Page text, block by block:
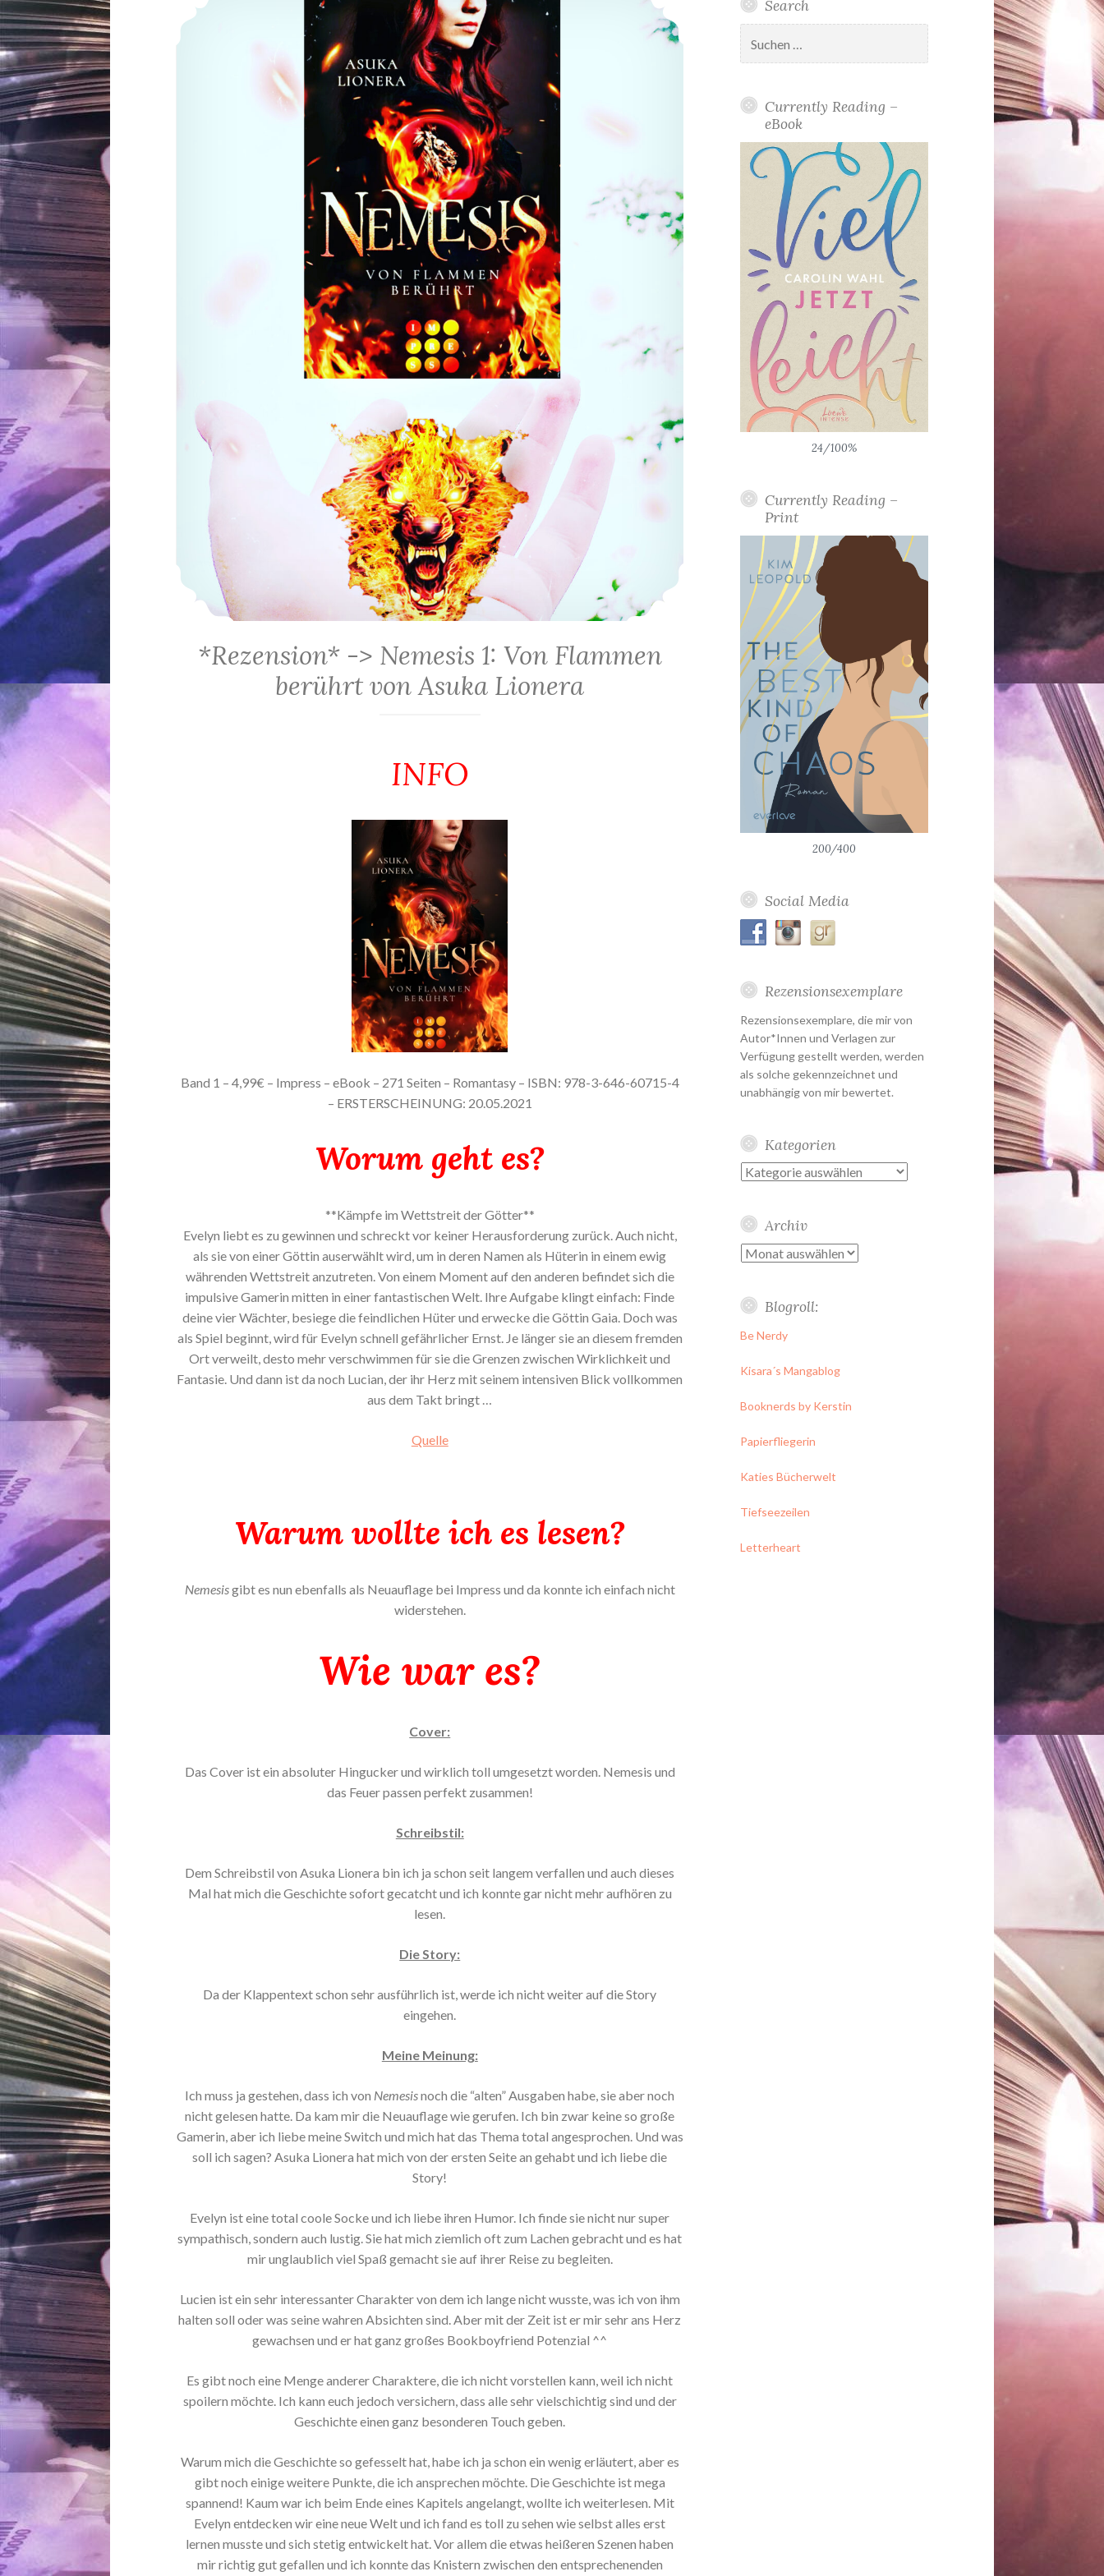
*Rezension* -> Nemesis 1: Von Flammen
berührt von Asuka Lionera
INFO
Band 1 – 4,99€ – Impress – eBook – 271 Seiten – Romantasy – ISBN: 978-3-646-60715-4
– ERSTERSCHEINUNG: 20.05.2021
Worum geht es?
**Kämpfe im Wettstreit der Götter**
Evelyn liebt es zu gewinnen und schreckt vor keiner Herausforderung zurück. Auch nicht,
als sie von einer Göttin auserwählt wird, um in deren Namen als Hüterin in einem ewig
währenden Wettstreit anzutreten. Von einem Moment auf den anderen befindet sich die
impulsive Gamerin mitten in einer fantastischen Welt. Ihre Aufgabe klingt einfach: Finde
deine vier Wächter, besiege die feindlichen Hüter und erwecke die Göttin Gaia. Doch was
als Spiel beginnt, wird für Evelyn schnell gefährlicher Ernst. Je länger sie an diesem fremden
Ort verweilt, desto mehr verschwimmen für sie die Grenzen zwischen Wirklichkeit und
Fantasie. Und dann ist da noch Lucian, der ihr Herz mit seinem intensiven Blick vollkommen
aus dem Takt bringt …
Quelle
Warum wollte ich es lesen?
Nemesisgibt es nun ebenfalls als Neuauflage bei Impress und da konnte ich einfach nicht
widerstehen.
Wie war es?
Cover:
Das Cover ist ein absoluter Hingucker und wirklich toll umgesetzt worden. Nemesis und
das Feuer passen perfekt zusammen!
Schreibstil:
Dem Schreibstil von Asuka Lionera bin ich ja schon seit langem verfallen und auch dieses
Mal hat mich die Geschichte sofort gecatcht und ich konnte gar nicht mehr aufhören zu
lesen.
Die Story:
Da der Klappentext schon sehr ausführlich ist, werde ich nicht weiter auf die Story
eingehen.
Meine Meinung:
Ich muss ja gestehen, dass ich von Nemesisnoch die “alten” Ausgaben habe, sie aber noch
nicht gelesen hatte. Da kam mir die Neuauflage wie gerufen. Ich bin zwar keine so große
Gamerin, aber ich liebe meine Switch und mich hat das Thema total angesprochen. Und was
soll ich sagen? Asuka Lionera hat mich von der ersten Seite an gehabt und ich liebe die
Story!
Evelyn ist eine total coole Socke und ich liebe ihren Humor. Ich finde sie nicht nur super
sympathisch, sondern auch lustig. Sie hat mich ziemlich oft zum Lachen gebracht und es hat
mir unglaublich viel Spaß gemacht sie auf ihrer Reise zu begleiten.
Lucien ist ein sehr interessanter Charakter von dem ich lange nicht wusste, was ich von ihm
halten soll oder was seine wahren Absichten sind. Aber mit der Zeit ist er mir sehr ans Herz
gewachsen und er hat ganz großes Bookboyfriend Potenzial ^^
Es gibt noch eine Menge anderer Charaktere, die ich nicht vorstellen kann, weil ich nicht
spoilern möchte. Ich kann euch jedoch versichern, dass alle sehr vielschichtig sind und der
Geschichte einen ganz besonderen Touch geben.
Warum mich die Geschichte so gefesselt hat, habe ich ja schon ein wenig erläutert, aber es
gibt noch einige weitere Punkte, die ich ansprechen möchte. Die Geschichte ist mega
spannend! Kaum war ich beim Ende eines Kapitels angelangt, wollte ich weiterlesen. Mit
Evelyn entdecken wir eine neue Welt und ich fand es toll zu sehen wie selbst alles erst
lernen musste und sich stetig entwickelt hat. Vor allem die etwas heißeren Szenen haben
mir richtig gut gefallen und ich konnte das Knistern zwischen den entsprechenenden
Search
nach:
Currently Reading –
eBook
24/100%
Currently Reading –
Print
200/400
Social Media
Rezensionsexemplare
Rezensionsexemplare, die mir von
Autor*Innen und Verlagen zur
Verfügung gestellt werden, werden
als solche gekennzeichnet und
unabhängig von mir bewertet.
Kategorien
Kategorien
Archiv
Archiv
Blogroll:
Be Nerdy
Kisara´s Mangablog
Booknerds by Kerstin
Papierfliegerin
Katies Bücherwelt
Tiefseezeilen
Letterheart